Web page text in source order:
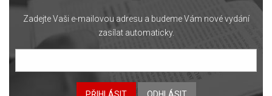
Zadejte Vaši e-mailovou adresu a budeme Vám nové vydání
zasílat automaticky.